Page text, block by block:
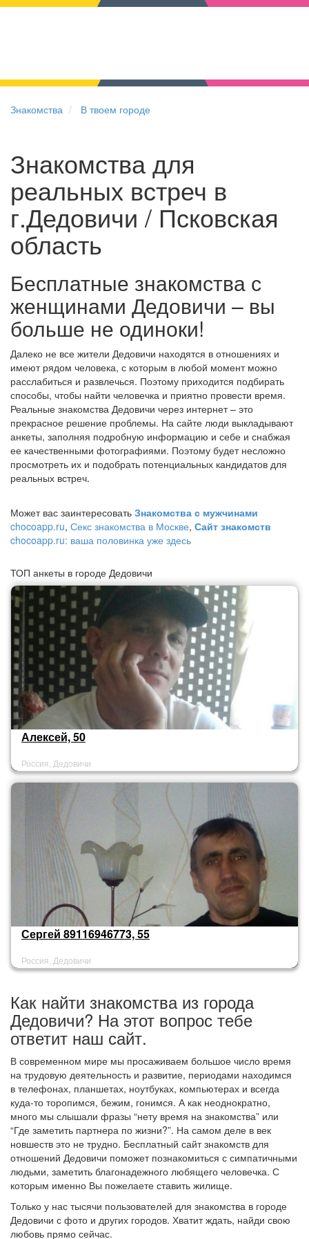
Знакомства В твоем городе
Знакомства для
реальных встреч в
г.Дедовичи / Псковская
область
Бесплатные знакомства с
женщинами Дедовичи – вы
больше не одиноки!
Далеко не все жители Дедовичи находятся в отношениях и
имеют рядом человека, с которым в любой момент можно
расслабиться и развлечься. Поэтому приходится подбирать
способы, чтобы найти человечка и приятно провести время.
Реальные знакомства Дедовичи через интернет – это
прекрасное решение проблемы. На сайте люди выкладывают
анкеты, заполняя подробную информацию и себе и снабжая
ее качественными фотографиями. Поэтому будет несложно
просмотреть их и подобрать потенциальных кандидатов для
реальных встреч.
Может вас заинтересовать Знакомства с мужчинами
chocoapp.ru, Секс знакомства в Москве, Сайт знакомств
chocoapp.ru: ваша половинка уже здесь
ТОП анкеты в городе Дедовичи
Алексей, 50
Россия, Дедовичи
Сергей 89116946773, 55
Россия, Дедовичи
Как найти знакомства из города
Дедовичи? На этот вопрос тебе
ответит наш сайт.
В современном мире мы просаживаем большое число время
на трудовую деятельность и развитие, периодами находимся
в телефонах, планшетах, ноутбуках, компьютерах и всегда
куда-то торопимся, бежим, гонимся. А как неоднократно,
много мы слышали фразы “нету время на знакомства” или
“Где заметить партнера по жизни?”. На самом деле в век
новшеств это не трудно. Бесплатный сайт знакомств для
отношений Дедовичи поможет познакомиться с симпатичными
людьми, заметить благонадежного любящего человечка. С
которым именно Вы пожелаете ставить жилище.
Только у нас тысячи пользователей для знакомства в городе
Дедовичи с фото и других городов. Хватит ждать, найди свою
любовь прямо сейчас.